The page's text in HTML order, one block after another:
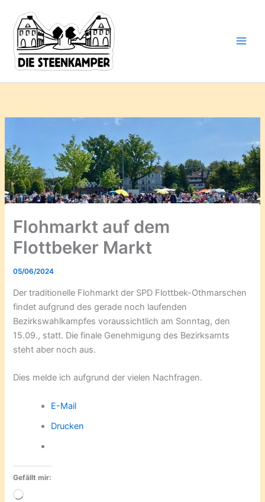
Inhalt
springen
Flohmarkt auf dem
Flottbeker Markt
05/06/2024
Der traditionelle Flohmarkt der SPD Flottbek-Othmarschen
findet aufgrund des gerade noch laufenden
Bezirkswahlkampfes voraussichtlich am Sonntag, den
15.09., statt. Die finale Genehmigung des Bezirksamts
steht aber noch aus.
Dies melde ich aufgrund der vielen Nachfragen.
E-Mail
Drucken
Gefällt mir:
Wird
deine
Mail-
Adresse
ein ...